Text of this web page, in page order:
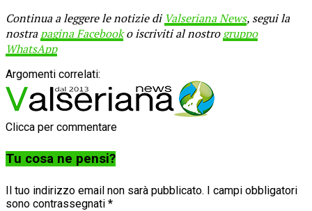
Continua a leggere le notizie di Valseriana News, segui la
nostrapagina Facebooko iscriviti al nostrogruppo
WhatsApp
Argomenti correlati:
Clicca per commentare
Tu cosa ne pensi?
Il tuo indirizzo email non sarà pubblicato. I campi obbligatori
sono contrassegnati *